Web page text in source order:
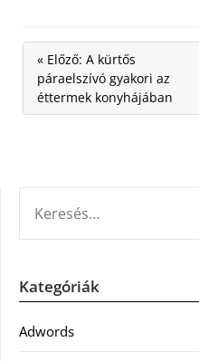
« Előző: A kürtős
páraelszívó gyakori az
éttermek konyhájában
Kategóriák
Adwords